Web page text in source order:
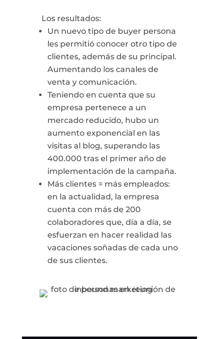
Los resultados:
Un nuevo tipo de buyer persona
les permitió conocer otro tipo de
clientes, además de su principal.
Aumentando los canales de
venta y comunicación.
Teniendo en cuenta que su
empresa pertenece a un
mercado reducido, hubo un
aumento exponencial en las
visitas al blog, superando las
400.000 tras el primer año de
implementación de la campaña.
Más clientes = más empleados:
en la actualidad, la empresa
cuenta con más de 200
colaboradores que, día a día, se
esfuerzan en hacer realidad las
vacaciones soñadas de cada uno
de sus clientes.